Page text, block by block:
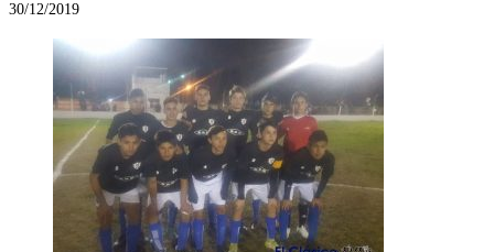
30/12/2019